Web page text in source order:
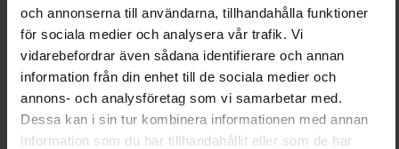
och annonserna till användarna, tillhandahålla funktioner
för sociala medier och analysera vår trafik. Vi
vidarebefordrar även sådana identifierare och annan
information från din enhet till de sociala medier och
annons- och analysföretag som vi samarbetar med.
Dessa kan i sin tur kombinera informationen med annan
information som du har tillhandahållit eller som de har
Dimningsbar
Ja
Dimning 0-10 V
Nej
Dimning 1-10 V
Nej
Dimning DALI
Ja
Dimning DALI-2
Ja